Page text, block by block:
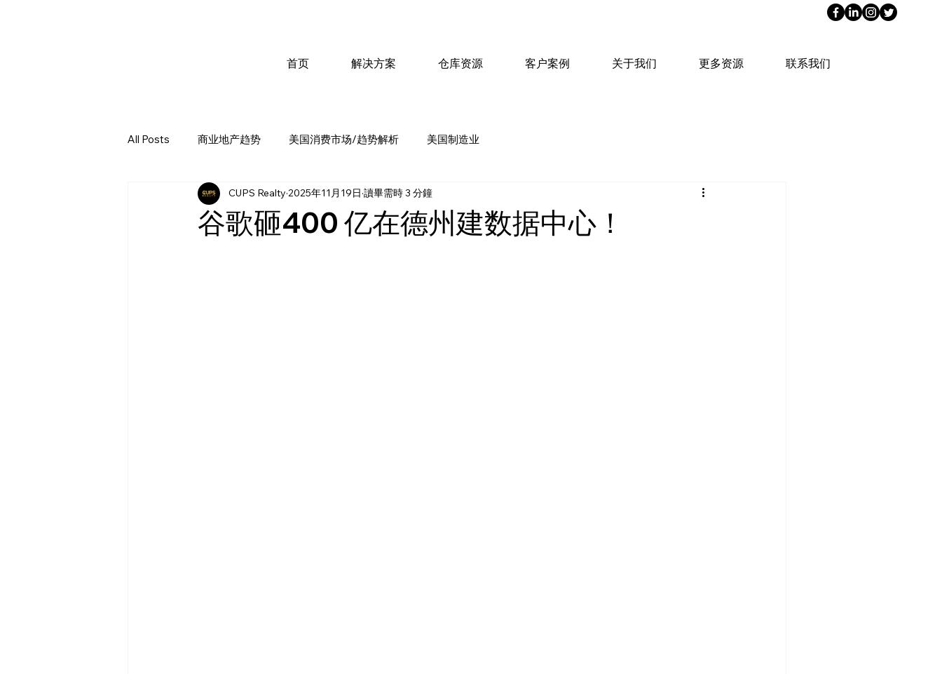
首页 解决方案 仓库资源 客户案例 关于我们 更多资源 联系我们
All Posts 商业地产趋势 美国消费市场/趋势解析 美国制造业
谷歌砸400 亿在德州建数据中心！
CUPS Realty 2025年11月19日 讀畢需時 3 分鐘